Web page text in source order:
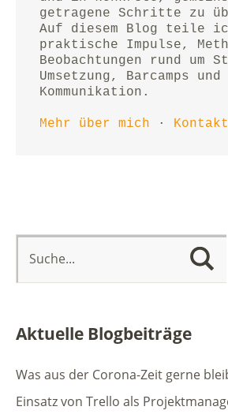
getragene Schritte zu
Auf diesem Blog teile
praktische Impulse,
Beobachtungen rund um
Umsetzung, Barcamps und
Kommunikation.
Mehr über mich · Kontakt
Aktuelle Blogbeiträge
Was aus der Corona-Zeit gerne
Einsatz von Trello als